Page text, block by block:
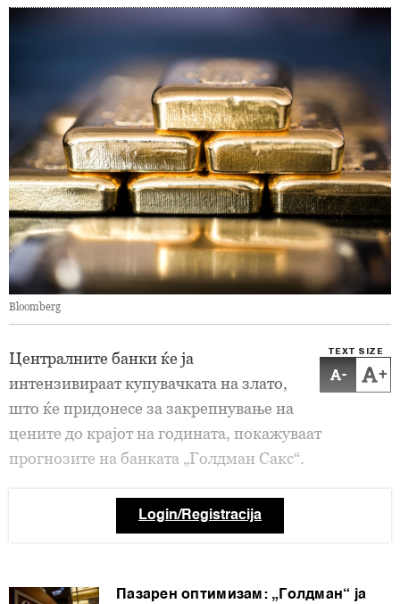
Bloomberg
TEXT SIZE
- +
Централните банки ќе ја
интензивираат купувачката на злато,
што ќе придонесе за закрепнување на
цените до крајот на годината, покажуваат
прогнозите на банката „Голдман Сакс“.
Login/Registracija
Пазарен оптимизам: „Голдман“ ја